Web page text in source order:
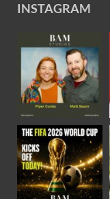
INSTAGRAM